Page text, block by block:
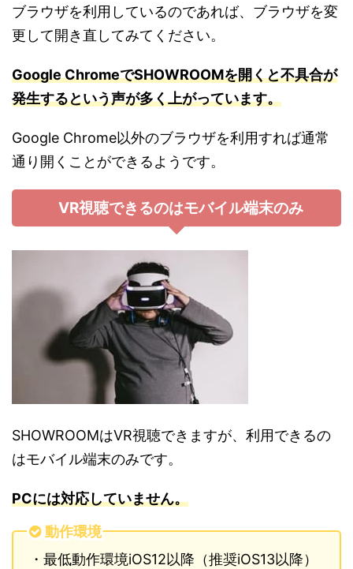
ブラウザを利用しているのであれば、ブラウザを変
更して開き直してみてください。
Google ChromeでSHOWROOMを開くと不具合が
発生するという声が多く上がっています。
Google Chrome以外のブラウザを利用すれば通常
通り開くことができるようです。
VR視聴できるのはモバイル端末のみ
SHOWROOMはVR視聴できますが、利用できるの
はモバイル端末のみです。
PCには対応していません。
動作環境
・最低動作環境iOS12以降（推奨iOS13以降）